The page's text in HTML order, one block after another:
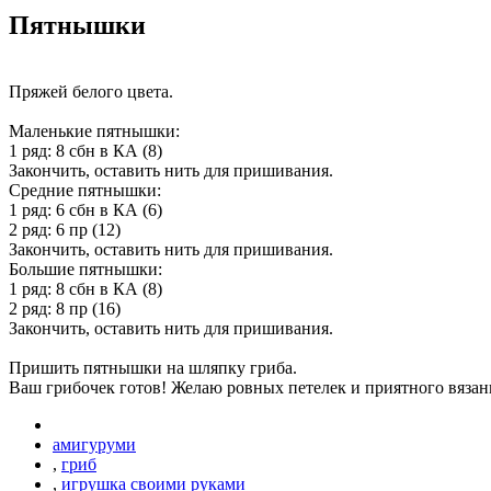
Пятнышки
Пряжей белого цвета.
Маленькие пятнышки:
1 ряд: 8 сбн в КА (8)
Закончить, оставить нить для пришивания.
Средние пятнышки:
1 ряд: 6 сбн в КА (6)
2 ряд: 6 пр (12)
Закончить, оставить нить для пришивания.
Большие пятнышки:
1 ряд: 8 сбн в КА (8)
2 ряд: 8 пр (16)
Закончить, оставить нить для пришивания.
Пришить пятнышки на шляпку гриба.
Ваш грибочек готов! Желаю ровных петелек и приятного
амигуруми
, гриб
, игрушка своими руками